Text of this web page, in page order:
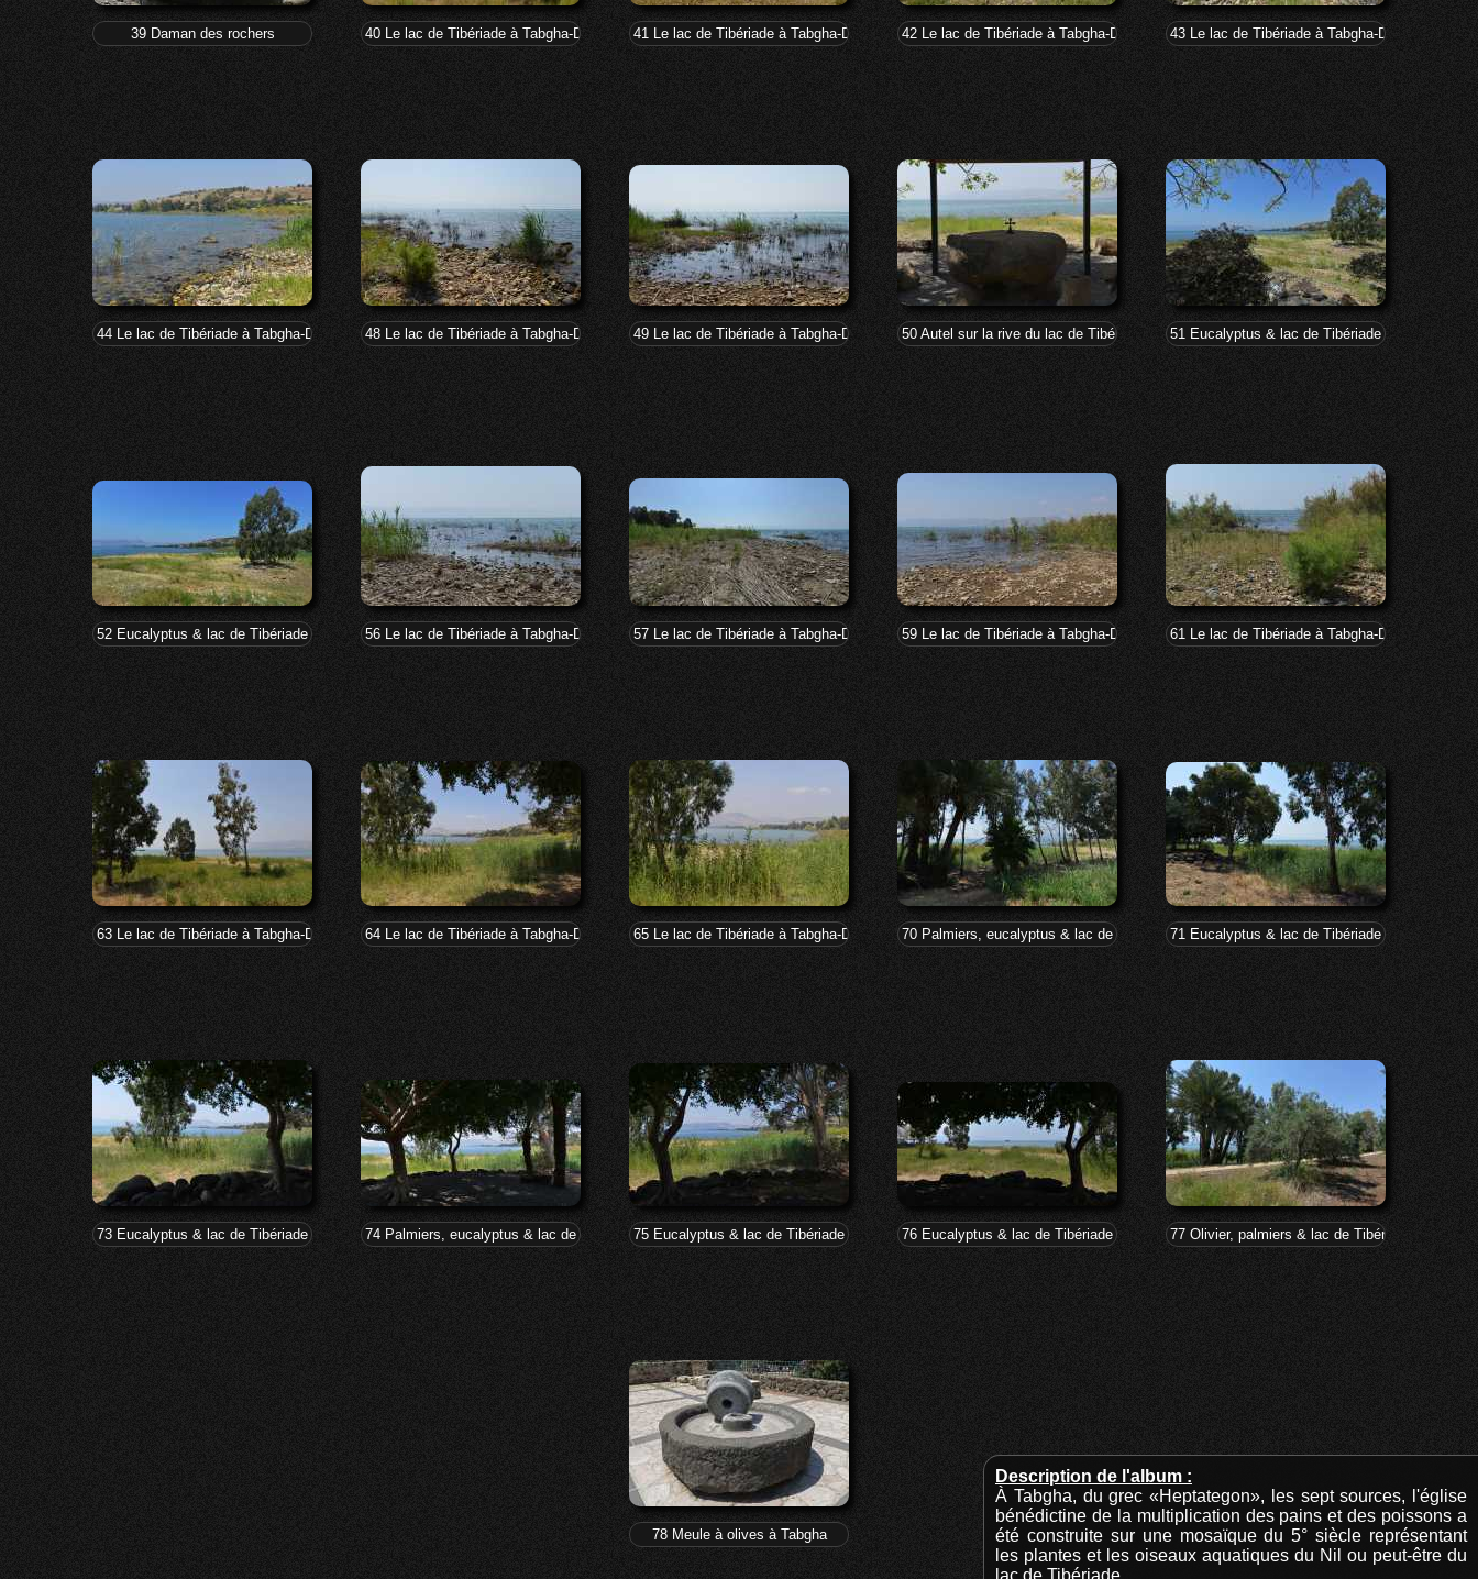
Description de l'album :
À Tabgha, du grec «Heptategon», les sept sources, l'église
bénédictine de la multiplication des pains et des poissons a
été construite sur une mosaïque du 5° siècle représentant
les plantes et les oiseaux aquatiques du Nil ou peut-être du
lac de Tibériade.
39 Daman des rochers 40 Le lac de Tibériade à Tabgha-Dalmanutha41 Le lac de Tibériade à Tabgha-Dalmanutha42 Le lac de Tibériade à Tabgha-Dalmanutha43 Le lac de Tibériade à Tabgha-Dalmanutha
44 Le lac de Tibériade à Tabgha-Dalmanutha48 Le lac de Tibériade à Tabgha-Dalmanutha49 Le lac de Tibériade à Tabgha-Dalmanutha50 Autel sur la rive du lac de Tibériade à Tabgha-Dalmanutha51 Eucalyptus & lac de Tibériade à Tabgha-
52 Eucalyptus & lac de Tibériade à Tabgha-Dalmanutha56 Le lac de Tibériade à Tabgha-Dalmanutha57 Le lac de Tibériade à Tabgha-Dalmanutha59 Le lac de Tibériade à Tabgha-Dalmanutha61 Le lac de Tibériade à Tabgha-Dalmanutha
63 Le lac de Tibériade à Tabgha-Dalmanutha64 Le lac de Tibériade à Tabgha-Dalmanutha65 Le lac de Tibériade à Tabgha-Dalmanutha70 Palmiers, eucalyptus & lac de Tibériade à Tabgha-Dalmanutha
71 Eucalyptus & lac de Tibériade à Tabgha-
73 Eucalyptus & lac de Tibériade à Tabgha-Dalmanutha74 Palmiers, eucalyptus & lac de Tibériade à Tabgha-Dalmanutha75 Eucalyptus & lac de Tibériade à Tabgha-Dalmanutha76 Eucalyptus & lac de Tibériade à Tabgha-Dalmanutha77 Olivier, palmiers & lac de Tibériade à
78 Meule à olives à Tabgha